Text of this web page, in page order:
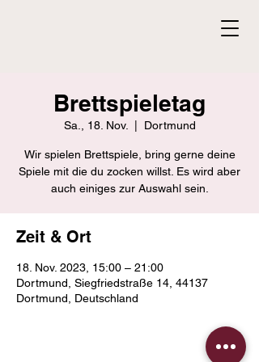
Brettspieletag
Sa., 18. Nov. Dortmund
Wir spielen Brettspiele, bring gerne deine
Spiele mit die du zocken willst. Es wird aber
auch einiges zur Auswahl sein.
Zeit & Ort
18. Nov. 2023, 15:00 – 21:00
Dortmund, Siegfriedstraße 14, 44137
Dortmund, Deutschland